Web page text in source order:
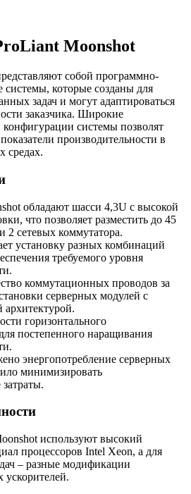
Moonshot
собой программно-
системы, которые созданы для
задач и могут адаптироваться
заказчика. Широкие
системы позволят
производительности в
средах.
обладают шасси 4,3U с высокой
что позволяет разместить до 45
2 сетевых коммутатора.
установку разных комбинаций
требуемого уровня
коммутационных проводов за
серверных модулей с
горизонтального
постепенного наращивания
энергопотребление серверных
минимизировать
используют высокий
процессоров Intel Xeon, а для
– разные модификации
ускорителей.